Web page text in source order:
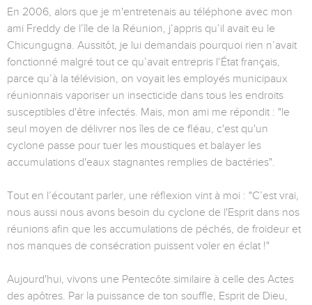
En 2006, alors que je m'entretenais au téléphone avec mon
ami Freddy de l’île de la Réunion, j’appris qu’il avait eu le
Chicungugna. Aussitôt, je lui demandais pourquoi rien n’avait
fonctionné malgré tout ce qu’avait entrepris l‘État français,
parce qu’à la télévision, on voyait les employés municipaux
réunionnais vaporiser un insecticide dans tous les endroits
susceptibles d'être infectés. Mais, mon ami me répondit : "le
seul moyen de délivrer nos îles de ce fléau, c'est qu'un
cyclone passe pour tuer les moustiques et balayer les
accumulations d'eaux stagnantes remplies de bactéries".
Tout en l’écoutant parler, une réflexion vint à moi : "C’est vrai,
nous aussi nous avons besoin du cyclone de l'Esprit dans nos
réunions afin que les accumulations de péchés, de froideur et
nos manques de consécration puissent voler en éclat !"
Aujourd'hui, vivons une Pentecôte similaire à celle des Actes
des apôtres. Par la puissance de ton souffle, Esprit de Dieu,